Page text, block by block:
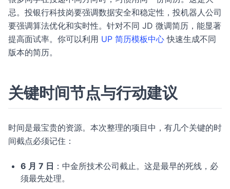
忌。投银行科技岗要强调数据安全和稳定性，投机器人公司
要强调算法优化和实时性。针对不同 JD 微调简历，能显著
提高面试率。你可以利用 UP 简历模板中心 快速生成不同
版本的简历。
关键时间节点与行动建议
时间是最宝贵的资源。本次整理的项目中，有几个关键的时
间截点必须记住：
6 月 7 日 ：中金所技术公司截止。这是最早的死线，必
须最先处理。